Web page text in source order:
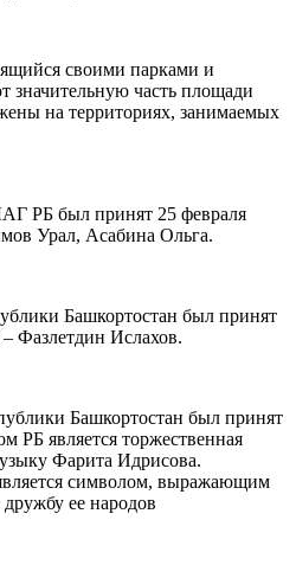
своими парками и
значительную часть площади
на территориях, занимаемых
был принят 25 февраля
Урал, Асабина Ольга.
Башкортостан был принят
– Фазлетдин Ислахов.
Башкортостан был принят
РБ является торжественная
Фарита Идрисова.
символом, выражающим
ее народов